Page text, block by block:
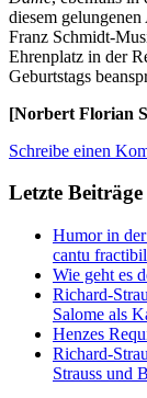
diesem
Franz Schmidt-
Ehrenplatz in der
Geburtstags
[Norbert Florian
Schreibe einen
Letzte Beiträge
Humor in
cantu
Wie geht es
Richard-
Salome als
Henzes
Richard-
Strauss und